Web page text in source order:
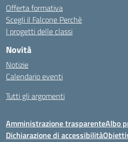
Offerta formativa
Scegli il Falcone Perchè
I progetti delle classi
Novità
Notizie
Calendario eventi
Tutti gli argomenti
Amministrazione trasparenteAlbo
Dichiarazione di accessibilità